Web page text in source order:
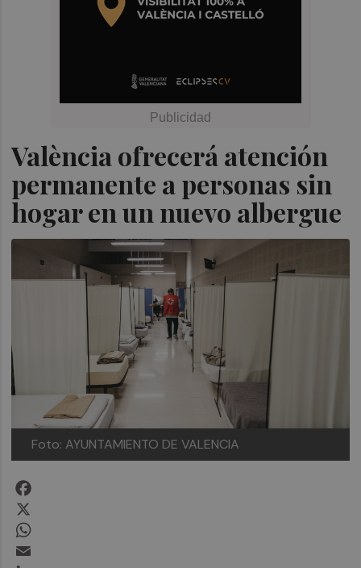
València ofrecerá atención
permanente a personas sin
hogar en un nuevo albergue
Foto: AYUNTAMIENTO DE VALENCIA